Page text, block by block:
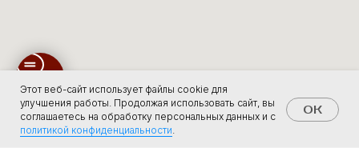
Этот веб-сайт использует файлы cookie для
улучшения работы. Продолжая использовать сайт, вы
соглашаетесь на обработку персональных данных и с
политикой конфиденциальности.
OK